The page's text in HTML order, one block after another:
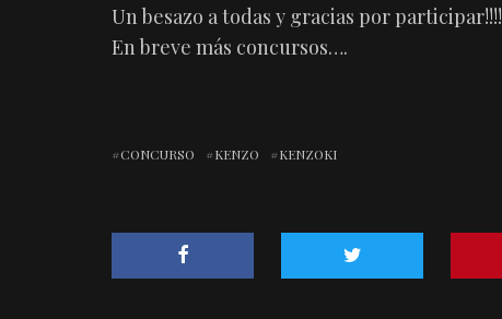
Un besazo a todas y gracias por participar!!!!
En breve más concursos….
CONCURSO KENZO KENZOKI